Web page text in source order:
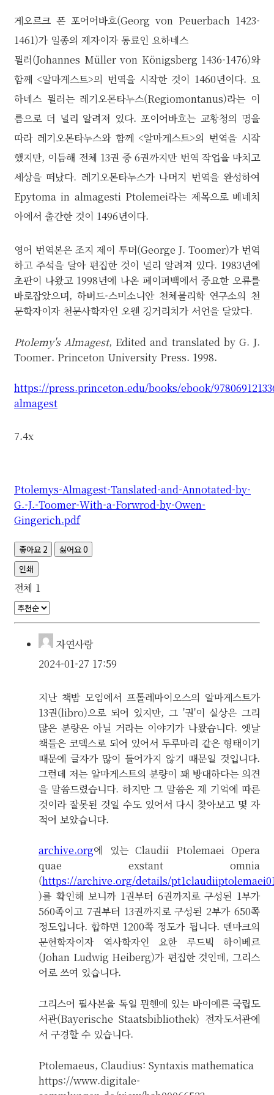
게오르크 폰 포어어바흐(Georg von Peuerbach 1423-
1461)가 일종의 제자이자 동료인 요하네스
뮐러(Johannes Müller von Königsberg 1436-1476)와
함께 <알마게스트>의 번역을 시작한 것이 1460년이다. 요
하네스 뮐러는 레기오몬타누스(Regiomontanus)라는 이
름으로 더 널리 알려져 있다. 포이어바흐는 교황청의 명을
따라 레기오몬타누스와 함께 <알마게스트>의 번역을 시작
했지만, 이듬해 전체 13권 중 6권까지만 번역 작업을 마치고
세상을 떠났다. 레기오몬타누스가 나머지 번역을 완성하여
Epytoma in almagesti Ptolemei라는 제목으로 베네치
아에서 출간한 것이 1496년이다.
영어 번역본은조지 제이 투머(George J. Toomer)가 번역
하고 주석을 달아 편집한 것이 널리 알려져 있다. 1983년에
초판이 나왔고 1998년에 나온 페이퍼백에서 중요한 오류를
바로잡았으며, 하버드-스미소니안 천체물리학 연구소의 천
문학자이자 천문사학자인 오웬 깅거리치가 서언을 달았다.
Ptolemy's Almagest, Edited and translated by G. J.
Toomer. Princeton University Press. 1998.
https://press.princeton.edu/books/ebook/
almagest
7.4x
Ptolemys-Almagest-Tanslated-and-Annotated-by-
G.-J.-Toomer-With-a-Forwrod-by-Owen-
Gingerich.pdf
좋아요 2 싫어요0
인쇄
전체 1
자연사랑
2024-01-27 17:59
지난 책밤 모임에서 프톨레마이오스의 알마게스트가
13권(libro)으로 되어 있지만, 그 '권'이 실상은 그리
많은 분량은 아닐 거라는 이야기가 나왔습니다. 옛날
책들은 코덱스로 되어 있어서 두루마리 같은 형태이기
때문에 글자가 많이 들어가지 않기 때문일 것입니다.
그런데 저는 알마게스트의 분량이 꽤 방대하다는 의견
을 말씀드렸습니다. 하지만 그 말씀은 제 기억에 따른
것이라 잘못된 것일 수도 있어서 다시 찾아보고 몇 자
적어 보았습니다.
archive.org에 있는 Claudii Ptolemaei Opera
quae exstant omnia
(https://archive.org/details/
)를 확인해 보니까 1권부터 6권까지로 구성된 1부가
560족이고 7권부터 13권까지로 구성된 2부가 650쪽
정도입니다. 합하면 1200쪽 정도가 됩니다. 덴마크의
문헌학자이자 역사학자인 요한 루드빅 하이베르
(Johan Ludwig Heiberg)가 편집한 것인데, 그리스
어로 쓰여 있습니다.
그리스어 필사본을 독일 뮌헨에 있는 바이에른 국립도
서관(Bayerische Staatsbibliothek) 전자도서관에
서 구경할 수 있습니다.
Ptolemaeus, Claudius: Syntaxis mathematica
https://www.digitale-